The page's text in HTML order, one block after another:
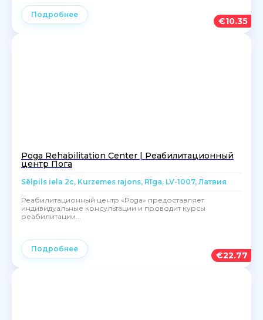
€10.35
Подробнее
€22.77
Poga Rehabilitation Center | Реабилитационный
центр Пога
Sēlpils iela 2c, Kurzemes rajons, Rīga, LV-1007, Латвия
Реабилитационный центр «Poga» предоставляет
индивидуальные консультации и проводит курсы
реабилитации...
Подробнее